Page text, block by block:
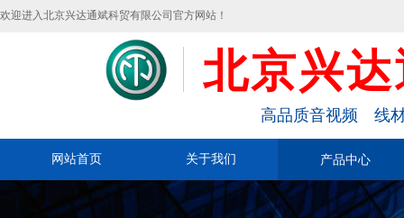
欢迎进入北京兴达通斌科贸有限公司官方网站！
北京兴
高品质音视频 线
网站首页 关于我们 产品中心